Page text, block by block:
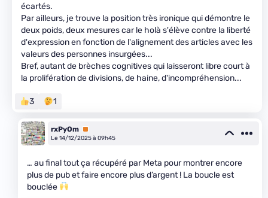
écartés.
Par ailleurs, je trouve la position très ironique qui démontre le
deux poids, deux mesures car le holà s'élève contre la liberté
d'expression en fonction de l'alignement des articles avec les
valeurs des personnes insurgées...
Bref, autant de brèches cognitives qui laisseront libre court à
la prolifération de divisions, de haine, d'incompréhension...
3 1
rxPyOm Premium
Le 14/12/2025 à 09h45
… au final tout ça récupéré par Meta pour montrer encore
plus de pub et faire encore plus d’argent ! La boucle est
bouclée